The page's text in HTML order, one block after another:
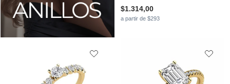
$1.314,00
a partir de $293